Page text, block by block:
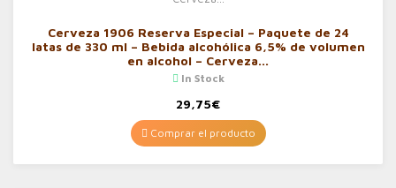
Cerveza 1906 Reserva Especial – Paquete de 24
latas de 330 ml – Bebida alcohólica 6,5% de volumen
en alcohol – Cerveza…
In Stock
29,75€
Comprar el producto